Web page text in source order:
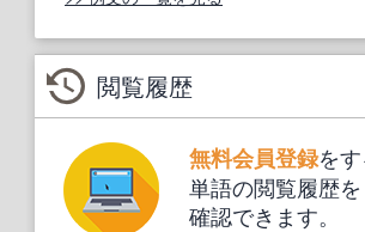
閲覧履歴
無料会員登録をす
単語の閲覧履歴を
確認できます。